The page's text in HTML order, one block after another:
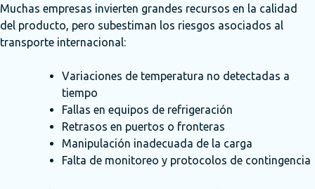
Muchas empresas invierten grandes recursos en la calidad
del producto, pero subestiman los riesgos asociados al
transporte internacional:
Variaciones de temperatura no detectadas a
tiempo
Fallas en equipos de refrigeración
Retrasos en puertos o fronteras
Manipulación inadecuada de la carga
Falta de monitoreo y protocolos de contingencia